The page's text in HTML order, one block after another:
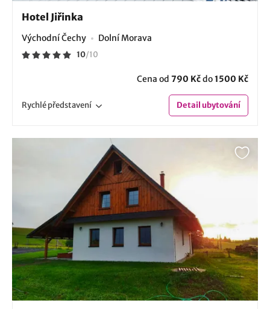
Hotel Jiřinka
Východní Čechy Dolní Morava
10/10
Cena od 790 Kčdo1500 Kč
Rychlépředstavení Detailubytování